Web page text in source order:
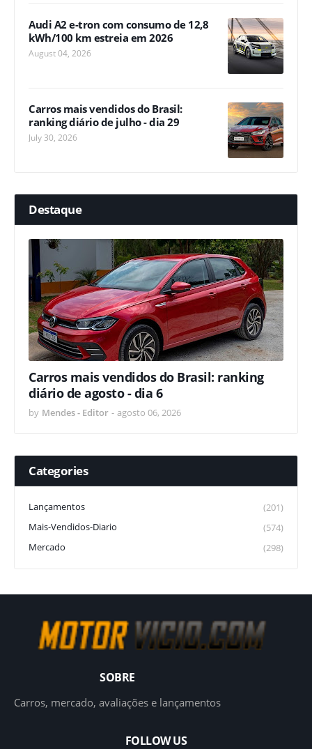
Audi A2 e-tron com consumo de 12,8
kWh/100 km estreia em 2026
August 04, 2026
Carros mais vendidos do Brasil:
ranking diário de julho - dia 29
July 30, 2026
Destaque
Carros mais vendidos do Brasil: ranking
diário de agosto - dia 6
by Mendes - Editor - agosto 06, 2026
Categories
Lançamentos
(201)
Mais-Vendidos-Diario
(574)
Mercado
(298)
SOBRE
Carros, mercado, avaliações e lançamentos
FOLLOW US